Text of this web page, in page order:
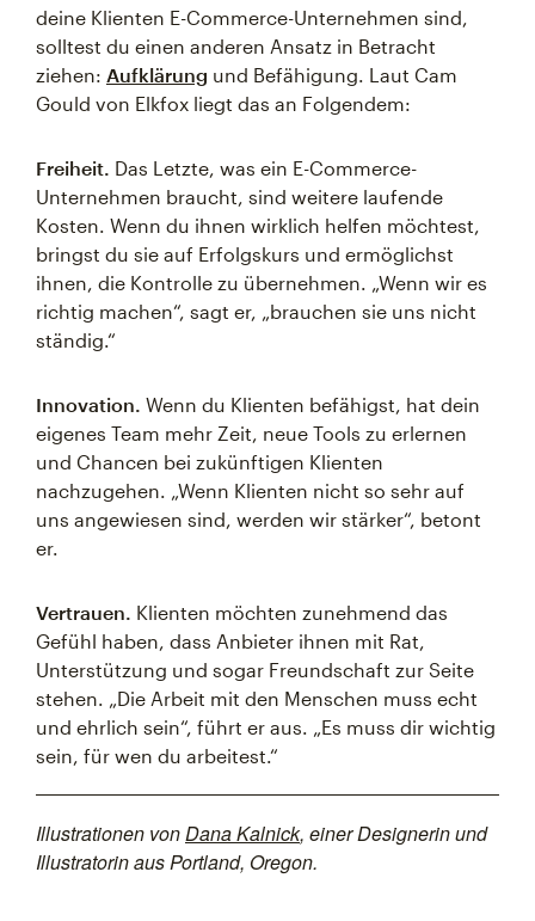
deine Klienten E-Commerce-Unternehmen sind,
solltest du einen anderen Ansatz in Betracht
ziehen: Aufklärung und Befähigung. Laut Cam
Gould von Elkfox liegt das an Folgendem:
Freiheit. Das Letzte, was ein E-Commerce-
Unternehmen braucht, sind weitere laufende
Kosten. Wenn du ihnen wirklich helfen möchtest,
bringst du sie auf Erfolgskurs und ermöglichst
ihnen, die Kontrolle zu übernehmen. „Wenn wir es
richtig machen“, sagt er, „brauchen sie uns nicht
ständig.“
Innovation. Wenn du Klienten befähigst, hat dein
eigenes Team mehr Zeit, neue Tools zu erlernen
und Chancen bei zukünftigen Klienten
nachzugehen. „Wenn Klienten nicht so sehr auf
uns angewiesen sind, werden wir stärker“, betont
er.
Vertrauen. Klienten möchten zunehmend das
Gefühl haben, dass Anbieter ihnen mit Rat,
Unterstützung und sogar Freundschaft zur Seite
stehen. „Die Arbeit mit den Menschen muss echt
und ehrlich sein“, führt er aus. „Es muss dir wichtig
sein, für wen du arbeitest.“
Illustrationen vonDana Kalnick, einer Designerin und
Illustratorin aus Portland, Oregon.